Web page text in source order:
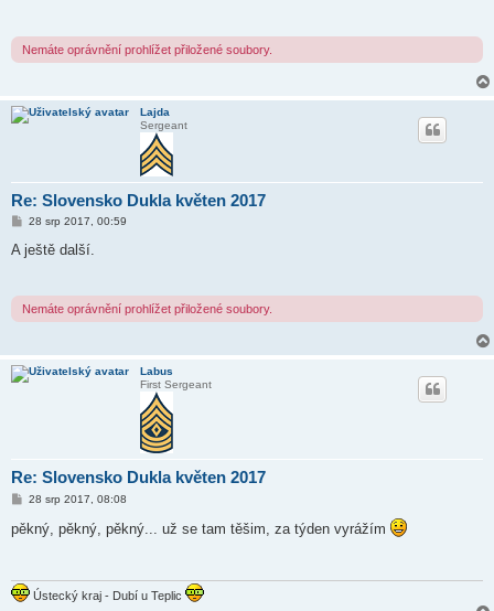
v
e
k
Nemáte oprávnění prohlížet přiložené soubory.
Lajda
Sergeant
Re: Slovensko Dukla květen 2017
P
í
s
v
e
k
28 srp 2017, 00:59
A ještě další.
Nemáte oprávnění prohlížet přiložené soubory.
Labus
First Sergeant
Re: Slovensko Dukla květen 2017
P
í
s
e
k
28 srp 2017, 08:08
pěkný, pěkný, pěkný... už se tam těšim, za týden vyrážím
Ústecký kraj - Dubí u Teplic